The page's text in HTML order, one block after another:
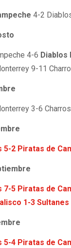
4-2
4-6 Diablos
9-11
3-6
5-2 Piratas de
7-5 Piratas de
1-3
5-4 Piratas de